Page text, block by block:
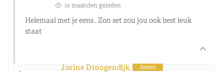
10 maanden geleden
Helemaal met je eens . Zon set zou jou ook best leuk
staat
Josine Droogendijk Admin